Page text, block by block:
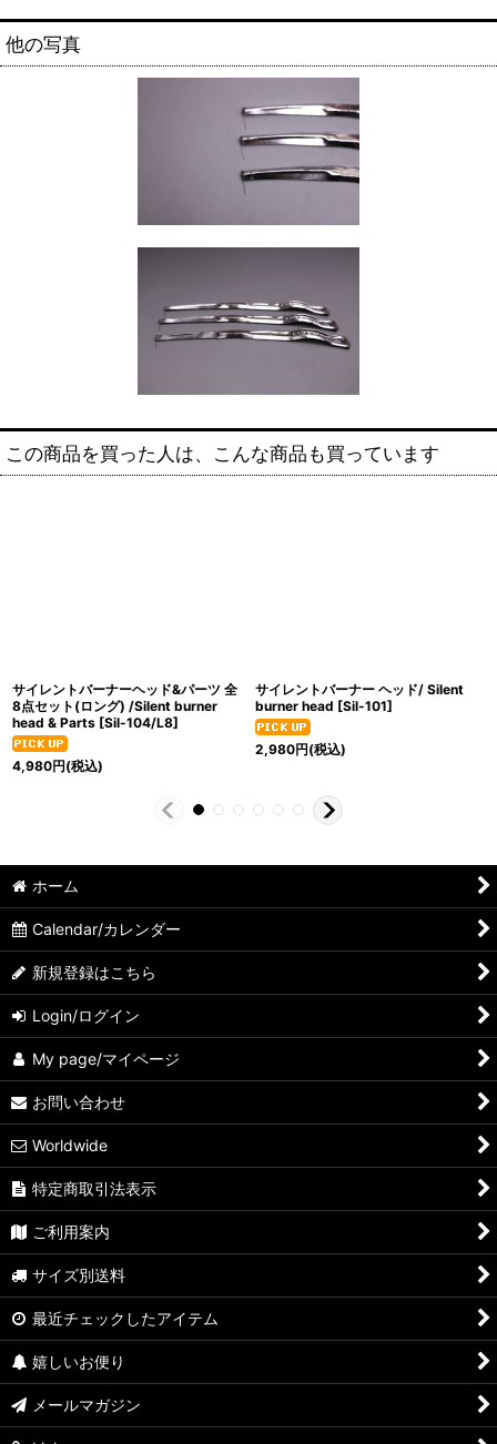
他の写真
この商品を買った人は、こんな商品も買っています
サイレントバーナーヘッド&パーツ 全
8点セット(ロング) /Silent burner
head & Parts [Sil-104/L8]
4,980円(税込)
サイレントバーナー ヘッド/ Silent
burner head [Sil-101]
2,980円(税込)
ホーム
Calendar/カレンダー
新規登録はこちら
Login/ログイン
My page/マイページ
お問い合わせ
Worldwide
特定商取引法表示
ご利用案内
サイズ別送料
最近チェックしたアイテム
嬉しいお便り
メールマガジン